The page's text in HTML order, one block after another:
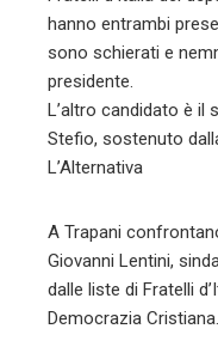
hanno entrambi
sono schierati e
presidente.
L’altro candidato è il
Stefio, sostenuto
L’Alternativa
A Trapani
Giovanni Lentini,
dalle liste di Fratelli
Democrazia Cristiana.